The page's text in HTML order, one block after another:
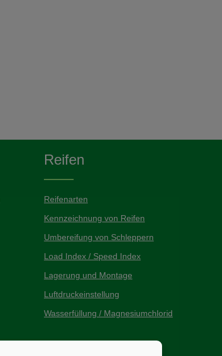
Reifen
Reifenarten
Kennzeichnung von Reifen
Umbereifung von Schleppern
Load Index / Speed Index
Lagerung und Montage
Luftdruckeinstellung
Wasserfüllung / Magnesiumchlorid